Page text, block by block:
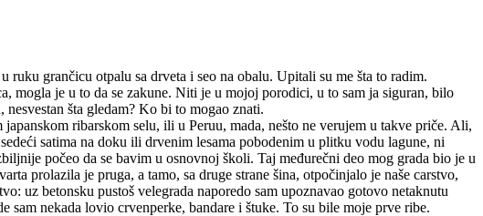
ruku grančicu otpalu sa drveta i seo na obalu. Upitali su me šta to radim.
mogla je u to da se zakune. Niti je u mojoj porodici, u to sam ja siguran, bilo
šta gledam? Ko bi to mogao znati.
ribarskom selu, ili u Peruu, mada, nešto ne verujem u takve priče. Ali,
satima na doku ili drvenim lesama pobodenim u plitku vodu lagune, ni
počeo da se bavim u osnovnoj školi. Taj međurečni deo mog grada bio je u
prolazila je pruga, a tamo, sa druge strane šina, otpočinjalo je naše carstvo,
uz betonsku pustoš velegrada naporedo sam upoznavao gotovo netaknutu
sam nekada lovio crvenperke, bandare i štuke. To su bile moje prve ribe.